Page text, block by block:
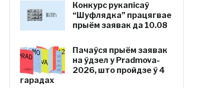
Конкурс рукапісаў
“Шуфлядка” працягвае
прыём заявак да 10.08
Пачаўся прыём заявак
на ўдзел у Pradmova-
2026, што пройдзе ў 4
гарадах